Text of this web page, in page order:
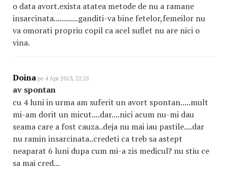
o data avort.exista atatea metode de nu a ramane
insarcinata............ganditi-va bine fetelor,femeilor nu
va omorati propriu copil ca acel suflet nu are nici o
vina.
Doina pe 4 Apr 2013, 22:25
av spontan
cu 4 luni in urma am suferit un avort spontan.....mult
mi-am dorit un micut....dar....nici acum nu-mi dau
seama care a fost cauza..deja nu mai iau pastile....dar
nu ramin insarcinata..credeti ca treb sa astept
neaparat 6 luni dupa cum mi-a zis medicul? nu stiu ce
sa mai cred...